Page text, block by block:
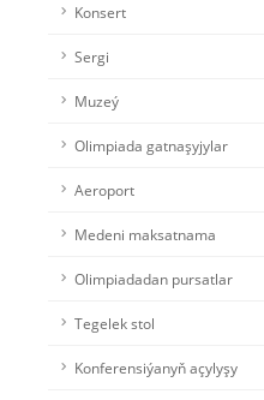
Konsert
Sergi
Muzeý
Olimpiada gatnaşyjylar
Aeroport
Medeni maksatnama
Olimpiadadan pursatlar
Tegelek stol
Konferensiýanyň açylyşy